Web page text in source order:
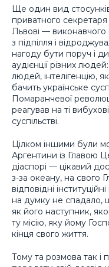
Ще один вид
приватного секретаря
Львові —
з підпілля і
нагоду бути поруч і
аудієнції різних
людей, інтелігенцію,
бачить українське
Помаранчевої
реагував на ті
суспільстві.
Цілком іншими були
Аргентини із Главою
діаспорі — цікавий
з-за океану, на свого
відповідні
на думку не
як його наступник,
ту місію, яку йому
кінця свого життя.
Тому та розмова так і